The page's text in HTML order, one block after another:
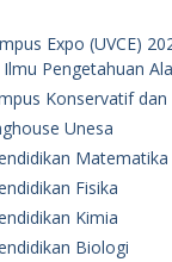
Expo (UVCE)
Pengetahuan
Konservatif dan
Unesa
Matematika
Fisika
Kimia
Biologi